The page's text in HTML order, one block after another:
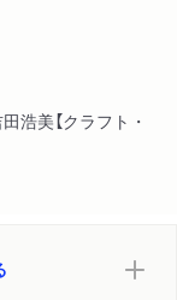
美【クラフト・